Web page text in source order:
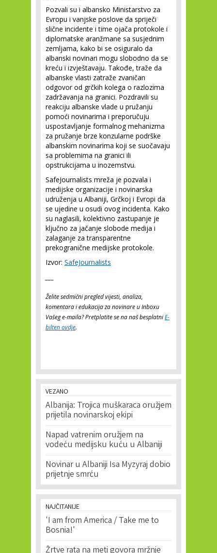
Pozvali su i albansko Ministarstvo za
Evropu i vanjske poslove da spriječi
slične incidente i time ojača protokole i
diplomatske aranžmane sa susjednim
zemljama, kako bi se osiguralo da
albanski novinari mogu slobodno da se
kreću i izvještavaju. Takođe, traže da
albanske vlasti zatraže zvaničan
odgovor od grčkih kolega o razlozima
zadržavanja na granici. Pozdravili su
reakciju albanske vlade u pružanju
pomoći novinarima i preporučuju
uspostavljanje formalnog mehanizma
za pružanje brze konzularne podrške
albanskim novinarima koji se suočavaju
sa problemima na granici ili
opstrukcijama u inozemstvu.
SafeJournalists mreža je pozvala i
medijske organizacije i novinarska
udruženja u Albaniji, Grčkoj i Evropi da
se ujedine u osudi ovog incidenta. Kako
su naglasili, kolektivno zastupanje je
ključno za jačanje slobode medija i
zalaganje za transparentne
prekogranične medijske protokole.
Izvor: SafeJournalists
Želite sedmični pregled vijesti, analiza,
komentara i edukacija za novinare u Inboxu
Vašeg e-maila? Pretplatite se na naš besplatniE-
bilten ovdje.
VEZANO
Albanija: Trojica muškaraca oružjem
prijetila novinarskoj ekipi
Napad vatrenim oružjem na
vodeću medijsku kuću u Albaniji
Novinar u Albaniji Isa Myzyraj dobio
prijetnje smrću
NAJČITANIJE
'I am from America / Take me to
Bosnia!'